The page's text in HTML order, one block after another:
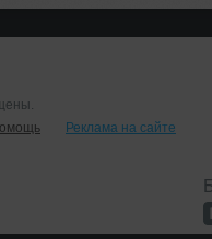
Реклама на сайте